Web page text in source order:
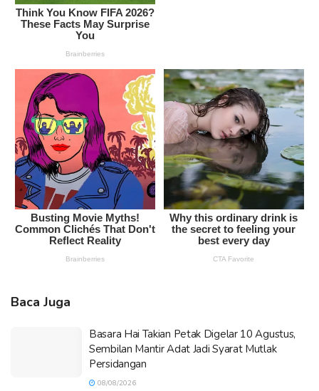
Baca Juga
Basara Hai Takian Petak Digelar 10 Agustus,
Sembilan Mantir Adat Jadi Syarat Mutlak
Persidangan
08/08/2026